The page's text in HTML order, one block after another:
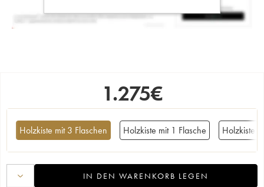
1.275€
Holzkiste mit 3 Flaschen Holzkiste mit 1 Flasche Holzkiste
IN DEN WARENKORB LEGEN